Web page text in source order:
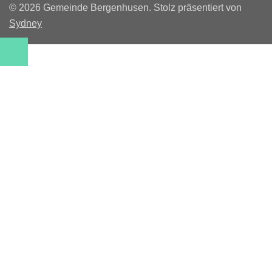
© 2026 Gemeinde Bergenhusen. Stolz präsentiert von
Sydney